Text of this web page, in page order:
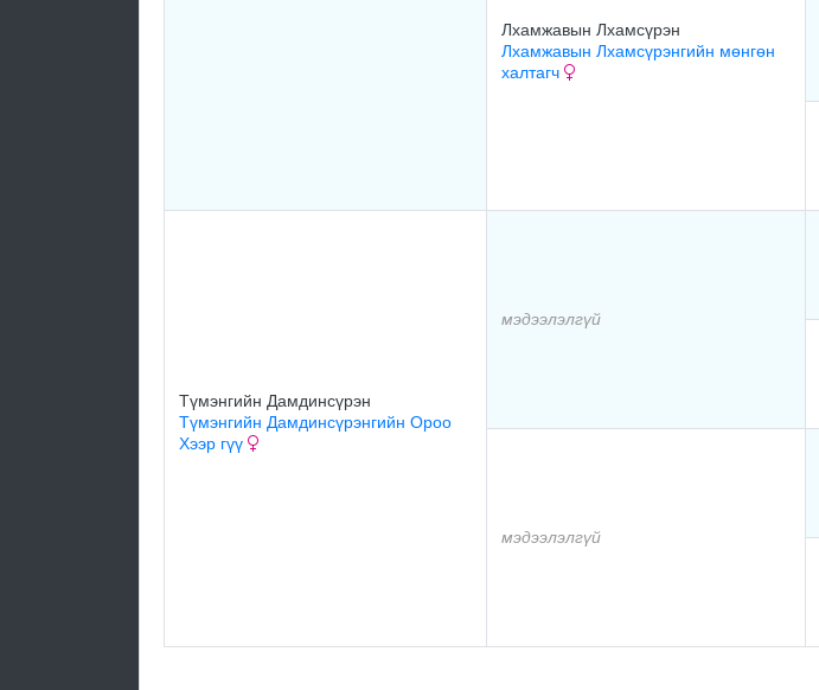
Лхамжавын Лхамсүрэн
Лхамжавын Лхамсүрэнгийн мөнгөн
халтагч
Түмэнгийн Дамдинсүрэн
Түмэнгийн Дамдинсүрэнгийн Ороо
Хээр гүү
мэдээлэлгүй
мэдээлэлгүй